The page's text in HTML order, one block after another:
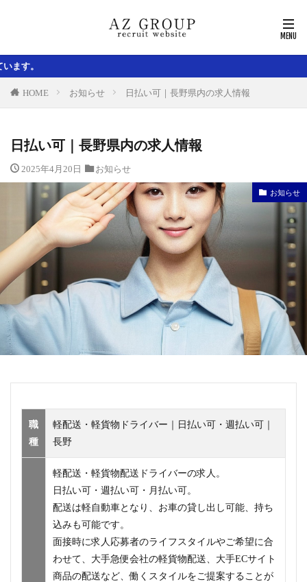
HOME お知らせ 日払い可｜長野県内の求人情報
日払い可｜長野県内の求人情報
2025年4月20日 お知らせ
お知らせ
職
種
軽配送・軽貨物ドライバー｜日払い可・週払い可｜
長野
軽配送・軽貨物配送ドライバーの求人。
日払い可・週払い可・月払い可。
配送は軽自動車となり、お車の貸し出し可能、持ち
込みも可能です。
面接時に求人応募者のライフスタイルやご希望に合
わせて、大手急便会社の軽貨物配送、大手ECサイト
商品の配送など、働くスタイルをご提案することが